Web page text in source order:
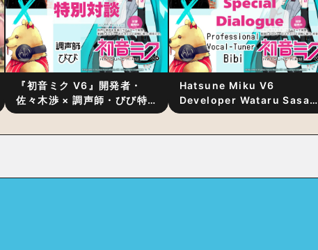
『初音ミク V6』開発者・
佐々木渉 × 調声師・びび特
別対談 〜豊かな歌声表現の
Hatsune Miku V6
Developer Wataru Sasaki
× Professional Vocal-